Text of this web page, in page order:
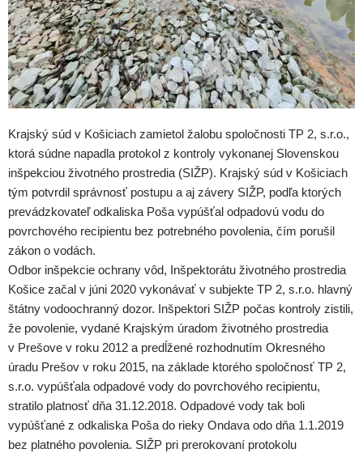
Krajský súd v Košiciach zamietol žalobu spoločnosti TP 2, s.r.o.,
ktorá súdne napadla protokol z kontroly vykonanej Slovenskou
inšpekciou životného prostredia (SIŽP). Krajský súd v Košiciach
tým potvrdil správnosť postupu a aj závery SIŽP, podľa ktorých
prevádzkovateľ odkaliska Poša vypúšťal odpadovú vodu do
povrchového recipientu bez potrebného povolenia, čím porušil
zákon o vodách.
Odbor inšpekcie ochrany vôd, Inšpektorátu životného prostredia
Košice začal v júni 2020 vykonávať v subjekte TP 2, s.r.o. hlavný
štátny vodoochranný dozor. Inšpektori SIŽP počas kontroly zistili,
že povolenie, vydané Krajským úradom životného prostredia
v Prešove v roku 2012 a predĺžené rozhodnutím Okresného
úradu Prešov v roku 2015, na základe ktorého spoločnosť TP 2,
s.r.o. vypúšťala odpadové vody do povrchového recipientu,
stratilo platnosť dňa 31.12.2018. Odpadové vody tak boli
vypúšťané z odkaliska Poša do rieky Ondava odo dňa 1.1.2019
bez platného povolenia. SIŽP pri prerokovaní protokolu